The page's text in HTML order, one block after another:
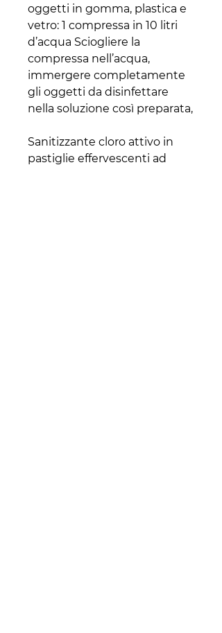
oggetti in gomma, plastica e
vetro: 1 compressa in 10 litri
d’acqua Sciogliere la
compressa nell’acqua,
immergere completamente
gli oggetti da disinfettare
nella soluzione così preparata,
Sanitizzante cloro attivo in
pastiglie effervescenti ad